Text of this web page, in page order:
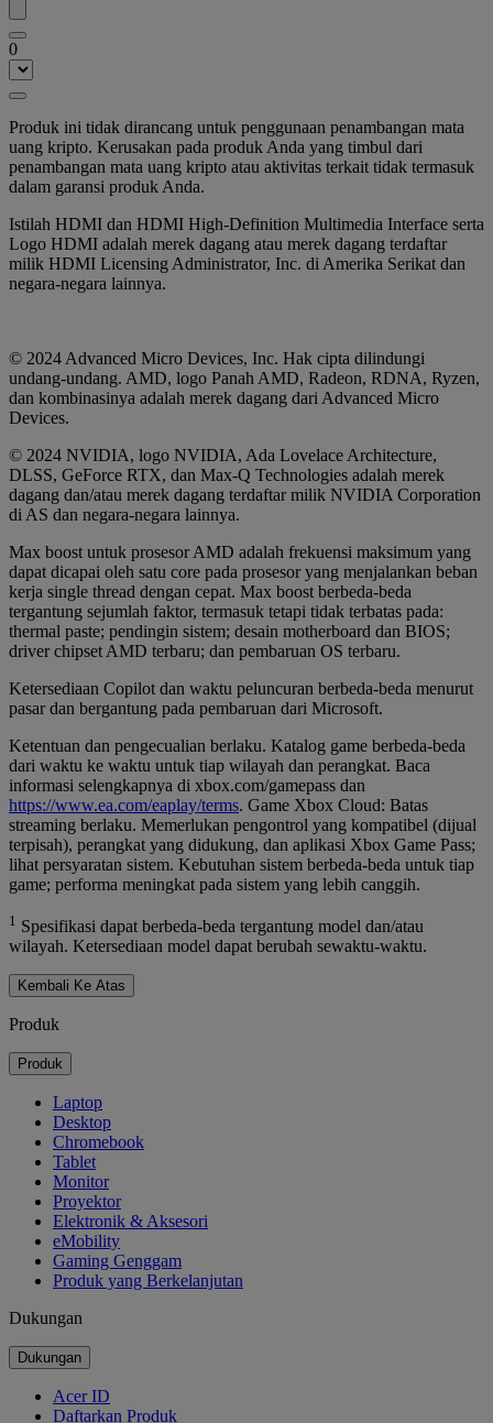
0
Produk ini tidak dirancang untuk penggunaan penambangan mata
uang kripto. Kerusakan pada produk Anda yang timbul dari
penambangan mata uang kripto atau aktivitas terkait tidak termasuk
dalam garansi produk Anda.
Istilah HDMI dan HDMI High-Definition Multimedia Interface serta
Logo HDMI adalah merek dagang atau merek dagang terdaftar
milik HDMI Licensing Administrator, Inc. di Amerika Serikat dan
negara-negara lainnya.
© 2024 Advanced Micro Devices, Inc. Hak cipta dilindungi
undang-undang. AMD, logo Panah AMD, Radeon, RDNA, Ryzen,
dan kombinasinya adalah merek dagang dari Advanced Micro
Devices.
© 2024 NVIDIA, logo NVIDIA, Ada Lovelace Architecture,
DLSS, GeForce RTX, dan Max-Q Technologies adalah merek
dagang dan/atau merek dagang terdaftar milik NVIDIA Corporation
di AS dan negara-negara lainnya.
Max boost untuk prosesor AMD adalah frekuensi maksimum yang
dapat dicapai oleh satu core pada prosesor yang menjalankan beban
kerja single thread dengan cepat. Max boost berbeda-beda
tergantung sejumlah faktor, termasuk tetapi tidak terbatas pada:
thermal paste; pendingin sistem; desain motherboard dan BIOS;
driver chipset AMD terbaru; dan pembaruan OS terbaru.
Ketersediaan Copilot dan waktu peluncuran berbeda-beda menurut
pasar dan bergantung pada pembaruan dari Microsoft.
Ketentuan dan pengecualian berlaku. Katalog game berbeda-beda
dari waktu ke waktu untuk tiap wilayah dan perangkat. Baca
informasi selengkapnya di xbox.com/gamepass dan
https://www.ea.com/eaplay/terms. Game Xbox Cloud: Batas
streaming berlaku. Memerlukan pengontrol yang kompatibel (dijual
terpisah), perangkat yang didukung, dan aplikasi Xbox Game Pass;
lihat persyaratan sistem. Kebutuhan sistem berbeda-beda untuk tiap
game; performa meningkat pada sistem yang lebih canggih.
1 Spesifikasi dapat berbeda-beda tergantung model dan/atau
wilayah. Ketersediaan model dapat berubah sewaktu-waktu.
Kembali Ke Atas
Produk
Produk
Laptop
Desktop
Chromebook
Tablet
Monitor
Proyektor
Elektronik & Aksesori
eMobility
Gaming Genggam
Produk yang Berkelanjutan
Dukungan
Dukungan
Acer ID
Daftarkan Produk